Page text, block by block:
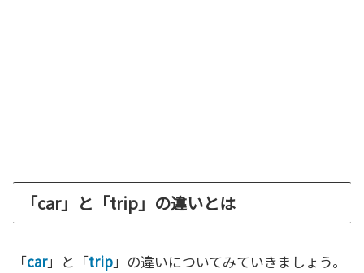
「car」と「trip」の違いとは
「car」と「trip」の違いについてみていきましょう。